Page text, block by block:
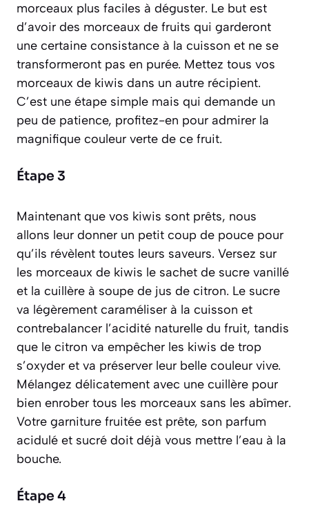
morceaux plus faciles à déguster. Le but est
d’avoir des morceaux de fruits qui garderont
une certaine consistance à la cuisson et ne se
transformeront pas en purée. Mettez tous vos
morceaux de kiwis dans un autre récipient.
C’est une étape simple mais qui demande un
peu de patience, profitez-en pour admirer la
magnifique couleur verte de ce fruit.
Étape 3
Maintenant que vos kiwis sont prêts, nous
allons leur donner un petit coup de pouce pour
qu’ils révèlent toutes leurs saveurs. Versez sur
les morceaux de kiwis le sachet de sucre vanillé
et la cuillère à soupe de jus de citron. Le sucre
va légèrement caraméliser à la cuisson et
contrebalancer l’acidité naturelle du fruit, tandis
que le citron va empêcher les kiwis de trop
s’oxyder et va préserver leur belle couleur vive.
Mélangez délicatement avec une cuillère pour
bien enrober tous les morceaux sans les abîmer.
Votre garniture fruitée est prête, son parfum
acidulé et sucré doit déjà vous mettre l’eau à la
bouche.
Étape 4